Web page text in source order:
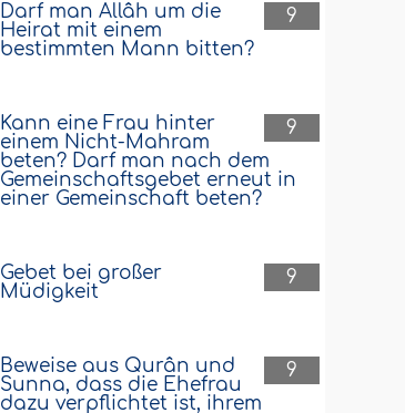
9
Darf man Allâh um die
Heirat mit einem
bestimmten Mann bitten?
9
Kann eine Frau hinter
einem Nicht-Mahram
beten? Darf man nach dem
Gemeinschaftsgebet erneut in
einer Gemeinschaft beten?
9
Gebet bei großer
Müdigkeit
9
Beweise aus Qurân und
Sunna, dass die Ehefrau
dazu verpflichtet ist, ihrem